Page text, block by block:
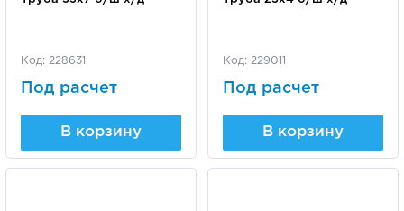
Код: 228631
Под расчет
В корзину
Код: 229011
Под расчет
В корзину